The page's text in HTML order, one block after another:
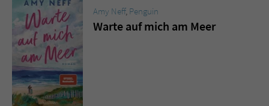
Amy Neff, Penguin
Warte auf mich am Meer